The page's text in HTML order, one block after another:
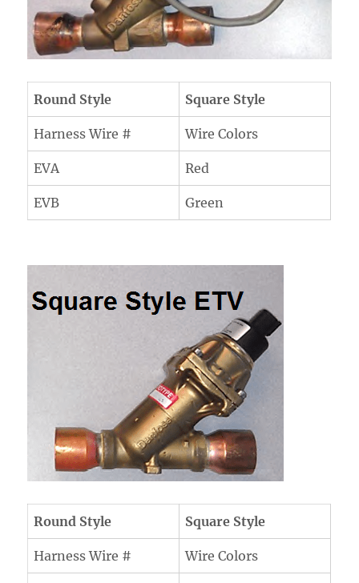
Round Style Square Style
Harness Wire # Wire Colors
EVA Red
EVB Green
Round Style Square Style
Harness Wire # Wire Colors